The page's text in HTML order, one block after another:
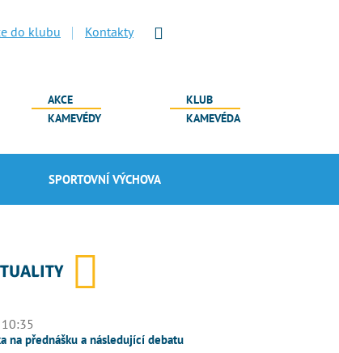
do klubu Kontakty
AKCE
KAMEVÉDY
KLUB
KAMEVÉDA
SPORTOVNÍ VÝCHOVA
10:35
na přednášku a následující debatu